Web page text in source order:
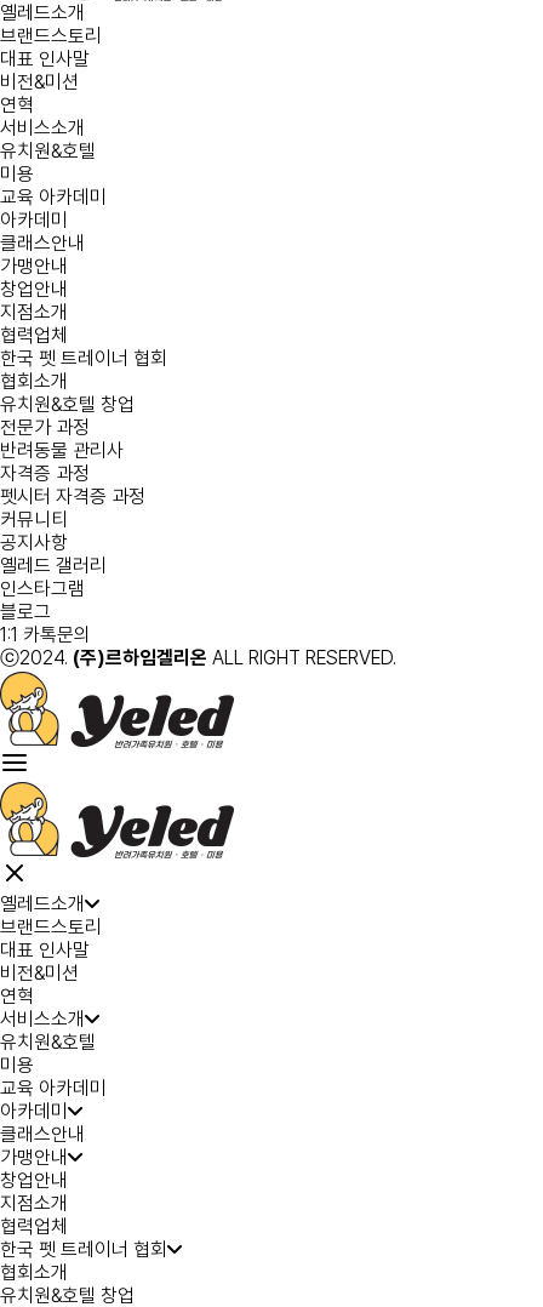
옐레드소개
브랜드스토리
대표 인사말
비전&미션
연혁
서비스소개
유치원&호텔
미용
교육 아카데미
아카데미
클래스안내
가맹안내
창업안내
지점소개
협력업체
한국 펫 트레이너 협회
협회소개
유치원&호텔 창업
전문가 과정
반려동물 관리사
자격증 과정
펫시터 자격증 과정
커뮤니티
공지사항
옐레드 갤러리
인스타그램
블로그
1:1 카톡문의
ⓒ2024. (주)르하임겔리온 ALL RIGHT RESERVED.
옐레드소개
브랜드스토리
대표 인사말
비전&미션
연혁
서비스소개
유치원&호텔
미용
교육 아카데미
아카데미
클래스안내
가맹안내
창업안내
지점소개
협력업체
한국 펫 트레이너 협회
협회소개
유치원&호텔 창업